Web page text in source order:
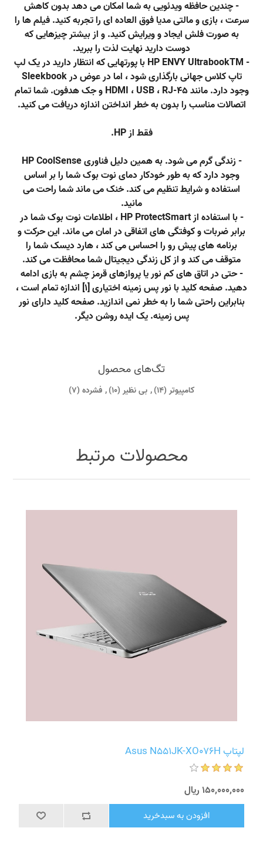
- چندین حافظه ویدئویی به شما امکان می دهد بدون کاهش
سرعت ، بازی و مالتی مدیا فوق العاده ای را تجربه کنید. فیلم ها را
به صورت فلش ایجاد و ویرایش کنید. و از بیشتر چیزهایی که
دوست دارید نهایت لذت را ببرید.
- HP ENVY UltrabookTM با پورتهایی که انتظار دارید در یک لپ
تاپ کلاس جهانی بارگذاری شود ، اما در عوض در Sleekbook
وجود دارد. مانند HDMI ، USB ، RJ-45 و جک هدفون. شما تمام
اتصالات مناسب را بدون به خطر انداختن اندازه دریافت می کنید.
فقط از HP.
- زندگی گرم می شود. به همین دلیل فناوری HP CoolSense
وجود دارد که به طور خودکار دمای نوت بوک شما را بر اساس
استفاده و شرایط تنظیم می کند. خنک می ماند شما راحت می
مانید.
- با استفاده از HP ProtectSmart ، اطلاعات نوت بوک شما در
برابر ضربات و کوفتگی های اتفاقی در امان می ماند. این حرکت و
برنامه های پیش رو را احساس می کند ، هارد دیسک شما را
متوقف می کند و از کل زندگی دیجیتال شما محافظت می کند.
- حتی در اتاق های کم نور یا پروازهای قرمز چشم به بازی ادامه
دهید. صفحه کلید با نور پس زمینه اختیاری [1] اندازه تمام است ،
بنابراین راحتی شما را به خطر نمی اندازید. صفحه کلید دارای نور
پس زمینه. یک ایده روشن دیگر.
تگ‌های محصول
کامپیوتر(14)
, بی نظیر(10)
, فشرده (7)
محصولات مرتبط
لپتاپ Asus N551JK-XO076H
150٬000٬000 ریال
افزودن به سبدخرید